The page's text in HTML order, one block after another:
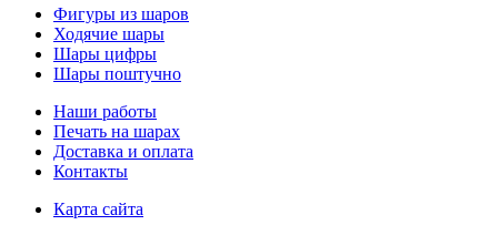
Фигуры из шаров
Ходячие шары
Шары цифры
Шары поштучно
Наши работы
Печать на шарах
Доставка и оплата
Контакты
Карта сайта